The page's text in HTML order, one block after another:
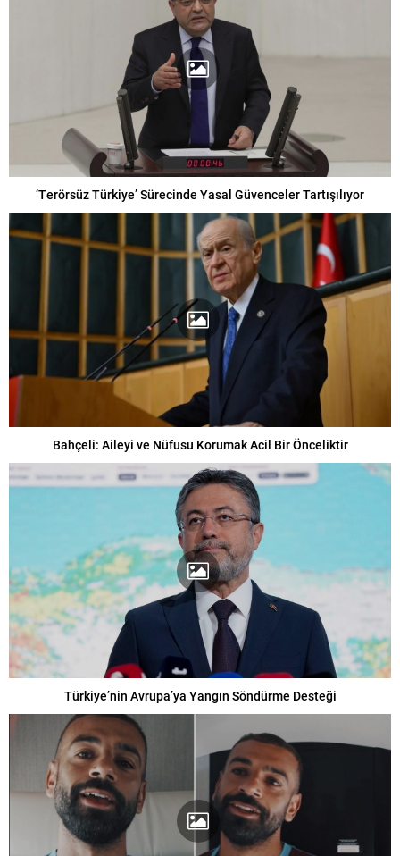
‘Terörsüz Türkiye’ Sürecinde Yasal Güvenceler Tartışılıyor
Bahçeli: Aileyi ve Nüfusu Korumak Acil Bir Önceliktir
Türkiye’nin Avrupa’ya Yangın Söndürme Desteği